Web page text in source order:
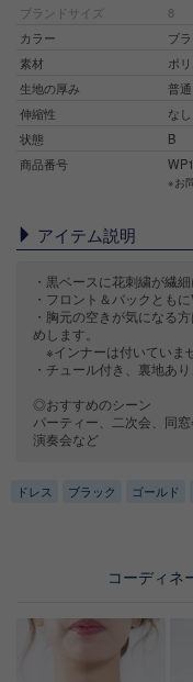
ブランドサイズ
8
カラー
ブ
素材
ポ
生地の厚み
普通
伸縮性
なし
状態
B
商品番号
※お
アイテム説明
・黒ベースに花刺繍が繊
・フロント＆バックとも
・胸元の空きが気になる
めします。
※インナーは付いていま
・チュール付き、裏地あ
◎おすすめのシーン
パーティー、二次会、同
演奏会など
ドレス ブラック ゴールド
コーディネ